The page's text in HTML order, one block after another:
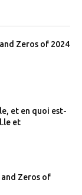
Zeros of 2024
et en quoi est-
et
and Zeros of